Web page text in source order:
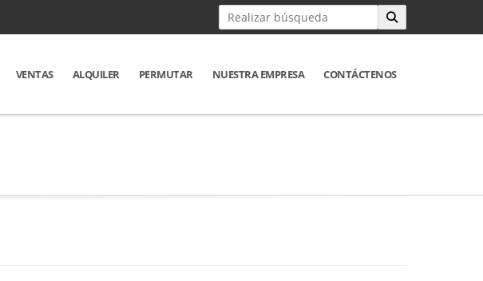
VENTAS ALQUILER PERMUTAR NUESTRA EMPRESA CONTÁCTENOS